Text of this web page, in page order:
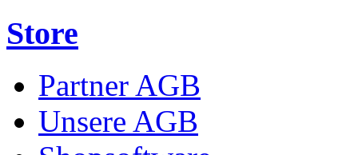
Store
Partner AGB
Unsere AGB